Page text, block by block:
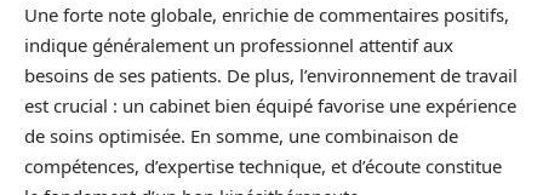
Une forte note globale, enrichie de commentaires positifs,
indique généralement un professionnel attentif aux
besoins de ses patients. De plus, l’environnement de travail
est crucial : un cabinet bien équipé favorise une expérience
de soins optimisée. En somme, une combinaison de
compétences, d’expertise technique, et d’écoute constitue